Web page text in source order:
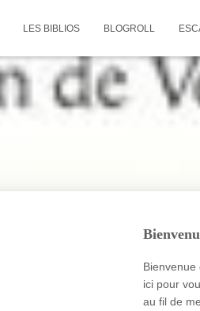
LES BIBLIOS BLOGROLL
Bienvenue
ici pour
au fil de